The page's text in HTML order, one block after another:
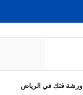
ورشة فتك في الرياض